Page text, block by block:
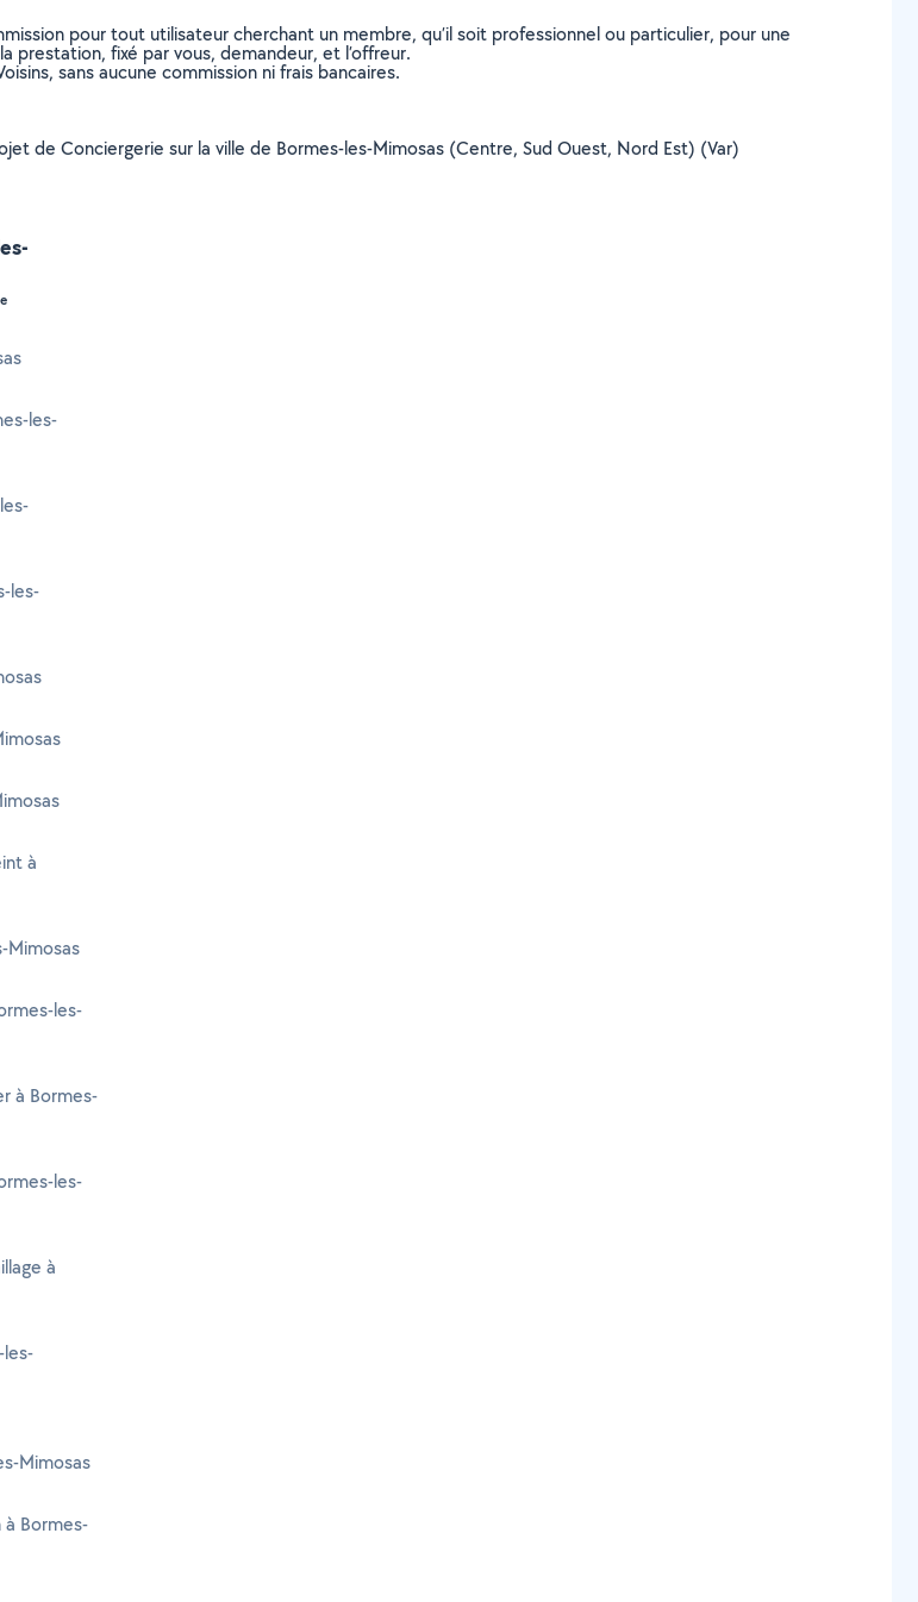
pour tout utilisateur cherchant un membre, qu’il soit professionnel ou particulier, pour une
prestation, fixé par vous, demandeur, et l’offreur.
sans aucune commission ni frais bancaires.
de Conciergerie sur la ville de Bormes-les-Mimosas (Centre, Sud Ouest, Nord Est) (Var)
les-
les-
à
Mimosas
les-
à Bormes-
les-
à
Mimosas
Bormes-